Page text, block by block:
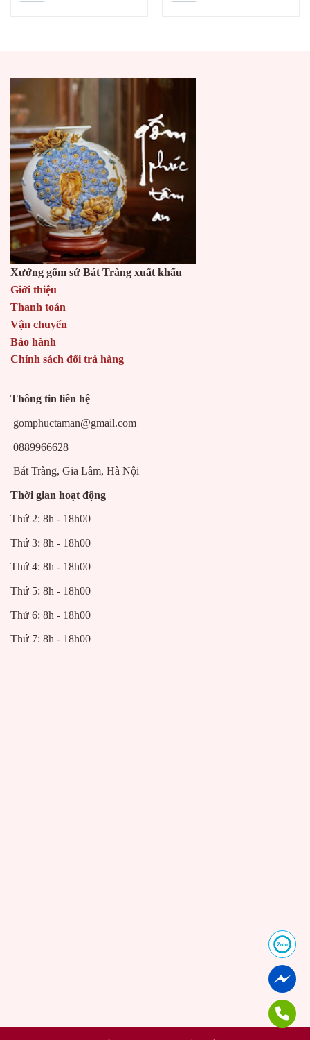
Xưởng gốm sứ Bát Tràng xuất khẩu
Giới thiệu
Thanh toán
Vận chuyển
Bảo hành
Chính sách đổi trả hàng
Thông tin liên hệ
gomphuctaman@gmail.com
0889966628
Bát Tràng, Gia Lâm, Hà Nội
Thời gian hoạt động
Thứ 2: 8h - 18h00
Thứ 3: 8h - 18h00
Thứ 4: 8h - 18h00
Thứ 5: 8h - 18h00
Thứ 6: 8h - 18h00
Thứ 7: 8h - 18h00